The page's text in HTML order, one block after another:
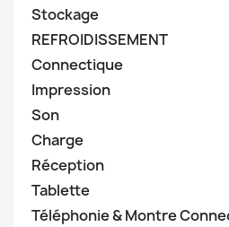
Stockage
REFROIDISSEMENT
Connectique
Impression
Son
Charge
Réception
Tablette
Téléphonie & Montre